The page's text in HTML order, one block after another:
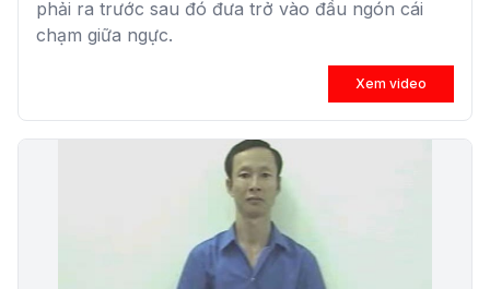
phải ra trước sau đó đưa trở vào đầu ngón cái
chạm giữa ngực.
Xem video